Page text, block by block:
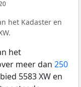
het Kadaster en
het
meer dan 250
5583 XW en